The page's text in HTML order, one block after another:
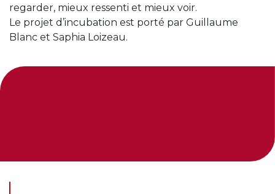
regarder, mieux ressenti et mieux voir.
Le projet d’incubation est porté par Guillaume
Blanc et Saphia Loizeau.